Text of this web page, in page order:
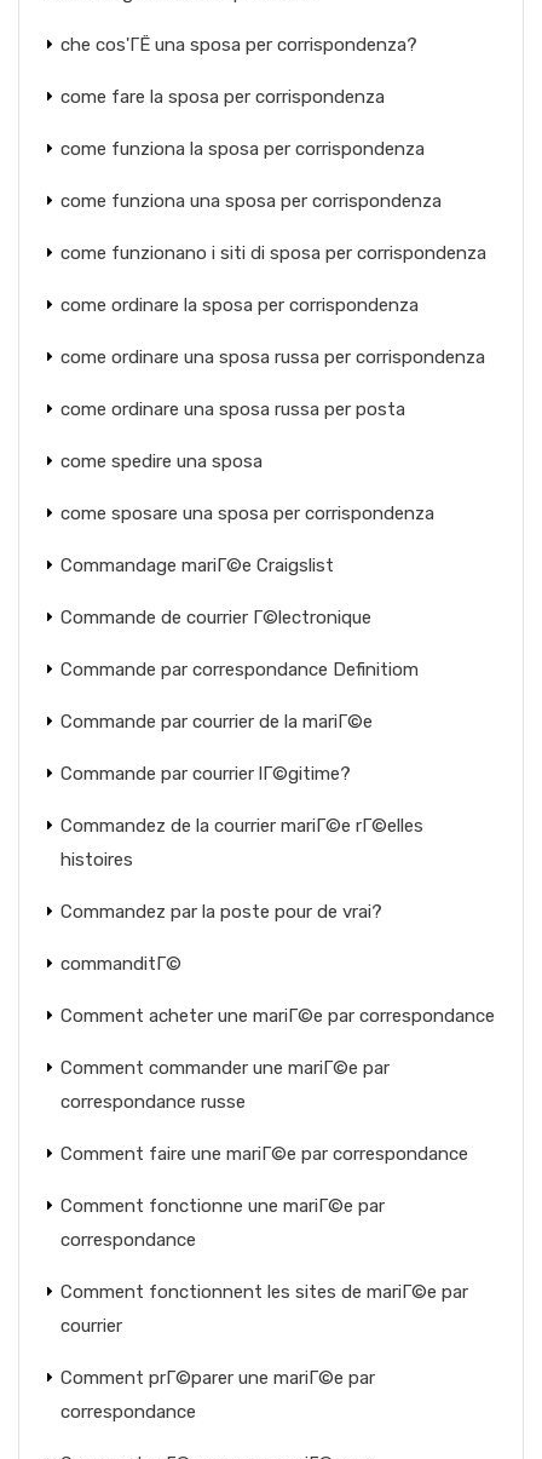
che cos'ГЁ una sposa per corrispondenza?
come fare la sposa per corrispondenza
come funziona la sposa per corrispondenza
come funziona una sposa per corrispondenza
come funzionano i siti di sposa per corrispondenza
come ordinare la sposa per corrispondenza
come ordinare una sposa russa per corrispondenza
come ordinare una sposa russa per posta
come spedire una sposa
come sposare una sposa per corrispondenza
Commandage mariГ©e Craigslist
Commande de courrier Г©lectronique
Commande par correspondance Definitiom
Commande par courrier de la mariГ©e
Commande par courrier lГ©gitime?
Commandez de la courrier mariГ©e rГ©elles
histoires
Commandez par la poste pour de vrai?
commanditГ©
Comment acheter une mariГ©e par correspondance
Comment commander une mariГ©e par
correspondance russe
Comment faire une mariГ©e par correspondance
Comment fonctionne une mariГ©e par
correspondance
Comment fonctionnent les sites de mariГ©e par
courrier
Comment prГ©parer une mariГ©e par
correspondance